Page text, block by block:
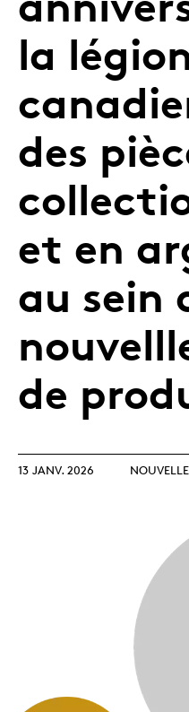
la
des
et en
au sein
de
13 JANV. 2026